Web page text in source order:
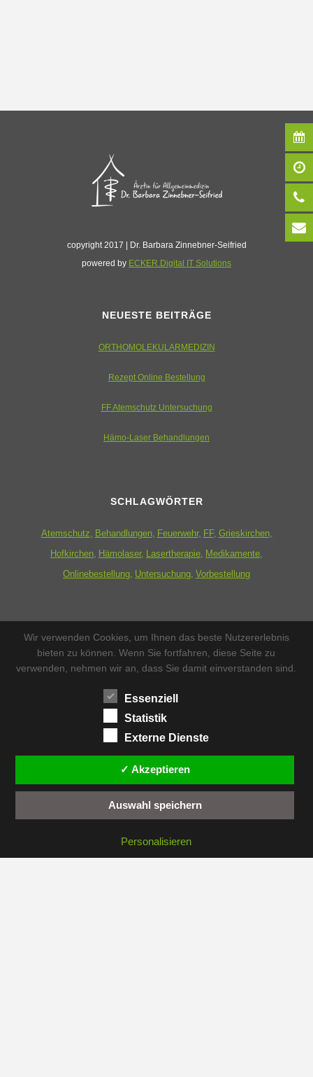
copyright 2017 | Dr. Barbara Zinnebner-Seifried
powered by ECKER.Digital IT Solutions
NEUESTE BEITRÄGE
ORTHOMOLEKULARMEDIZIN
Rezept Online Bestellung
FF Atemschutz Untersuchung
Hämo-Laser Behandlungen
SCHLAGWÖRTER
Atemschutz Behandlungen Feuerwehr FF Grieskirchen
Hofkirchen Hämolaser Lasertherapie Medikamente
Onlinebestellung Untersuchung Vorbestellung
Sitemap
Wir verwenden Cookies, um Ihnen das beste Nutzererlebnis
bieten zu können. Wenn Sie fortfahren, diese Seite zu
verwenden, nehmen wir an, dass Sie damit einverstanden sind.
Essenziell
Statistik
Externe Dienste
✓ Akzeptieren
Auswahl speichern
Personalisieren